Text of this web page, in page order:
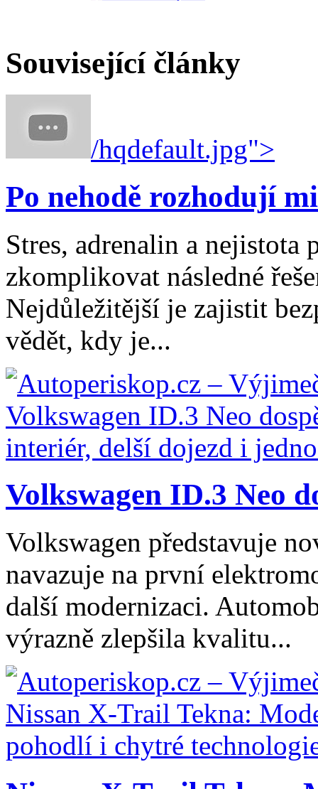
Související články
/hqdefault.jpg">
Po nehodě rozhodují
Stres, adrenalin a nejistota
zkomplikovat následné
Nejdůležitější je zajistit
vědět, kdy je...
Volkswagen ID.3 Neo
Volkswagen představuje
navazuje na první
další modernizaci.
výrazně zlepšila kvalitu...